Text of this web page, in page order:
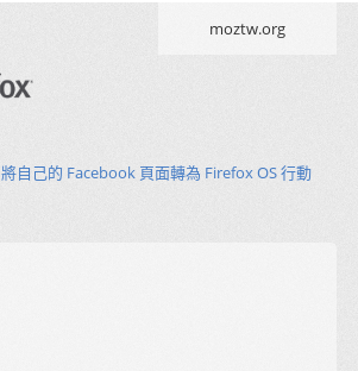
moztw.org
將自己的 Facebook 頁面轉為 Firefox OS 行動